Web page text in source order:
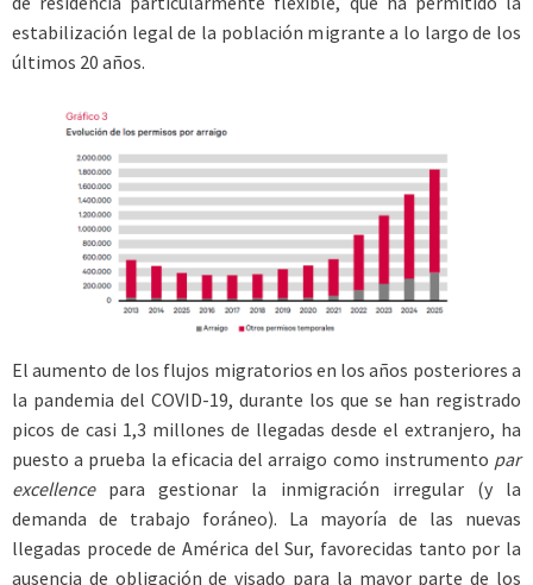
estabilización legal de la población migrante a lo largo de los
últimos 20 años.
El aumento de los flujos migratorios en los años posteriores a
la pandemia del COVID-19, durante los que se han registrado
picos de casi 1,3 millones de llegadas desde el extranjero, ha
puesto a prueba la eficacia del arraigo como instrumento par
excellencepara gestionar la inmigración irregular (y la
demanda de trabajo foráneo). La mayoría de las nuevas
llegadas procede de América del Sur, favorecidas tanto por la
ausencia de obligación de visado para la mayor parte de los